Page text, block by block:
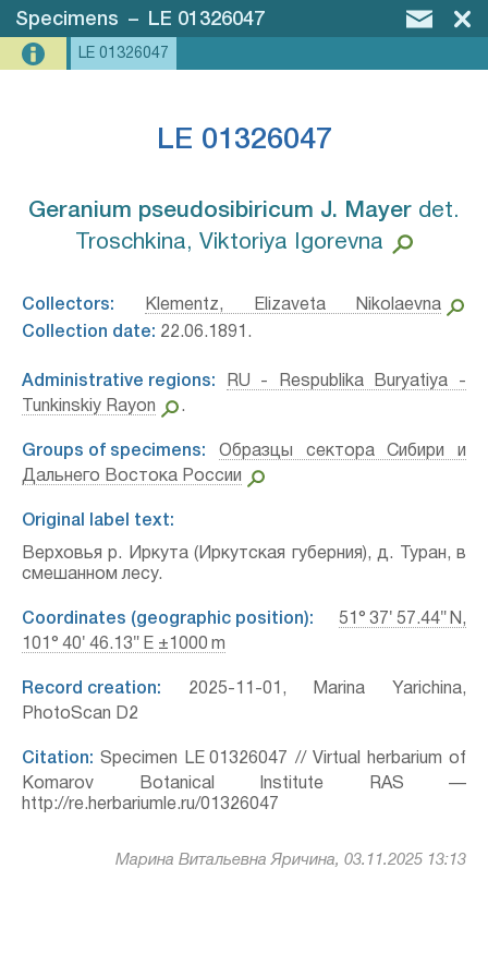
Specimens – LE 01326047
LE 01326047
LE 01326047
Geranium pseudosibiricum J. Mayer⁣ det.
Troschkina, Viktoriya Igorevna
Collectors:
Klementz, Elizaveta Nikolaevna
Collection date: 22.06.1891.
Administrative regions:
RU - Respublika Buryatiya -
Tunkinskiy Rayon
.
Groups of specimens:
Образцы сектора Сибири и
Дальнего Востока России
Original label text:
Верховья р. Иркута (Иркутская губерния), д. Туран, в
смешанном лесу.
Coordinates (geographic position):
51° 37′ 57.44″ N,
101° 40′ 46.13″ E ±1000 m
Record creation: 2025-11-01, Marina Yarichina,
PhotoScan D2
Citation: Specimen LE 01326047 // Virtual herbarium of
Komarov Botanical Institute RAS —
http://re.herbariumle.ru/01326047
Марина Витальевна Яричина, 03.11.2025 13:13